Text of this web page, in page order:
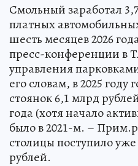
Смольный заработал
платных
шесть месяцев 2026
пресс-конференции в
управления
его словам, в 2025 году
стоянок 6,1 млрд
года (хотя начало
было в 2021-м. –
столицы поступило
рублей.